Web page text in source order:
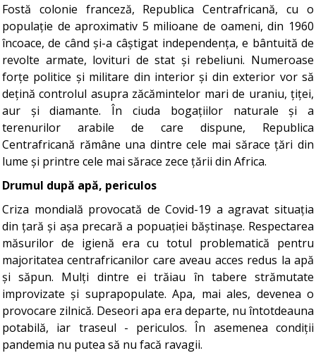
Fostă colonie franceză, Republica Centrafricană, cu o
populație de aproximativ 5 milioane de oameni, din 1960
încoace, de când și-a câștigat independența, e bântuită de
revolte armate, lovituri de stat și rebeliuni. Numeroase
forțe politice și militare din interior și din exterior vor să
dețină controlul asupra zăcămintelor mari de uraniu, țiței,
aur și diamante. În ciuda bogațiilor naturale și a
terenurilor arabile de care dispune, Republica
Centrafricană rămâne una dintre cele mai sărace țări din
lume și printre cele mai sărace zece țării din Africa.
Drumul după apă, periculos
Criza mondială provocată de Covid-19 a agravat situația
din țară și așa precară a popuației băștinașe. Respectarea
măsurilor de igienă era cu totul problematică pentru
majoritatea centrafricanilor care aveau acces redus la apă
și săpun. Mulți dintre ei trăiau în tabere strămutate
improvizate și suprapopulate. Apa, mai ales, devenea o
provocare zilnică. Deseori apa era departe, nu întotdeauna
potabilă, iar traseul - periculos. În asemenea condiții
pandemia nu putea să nu facă ravagii.